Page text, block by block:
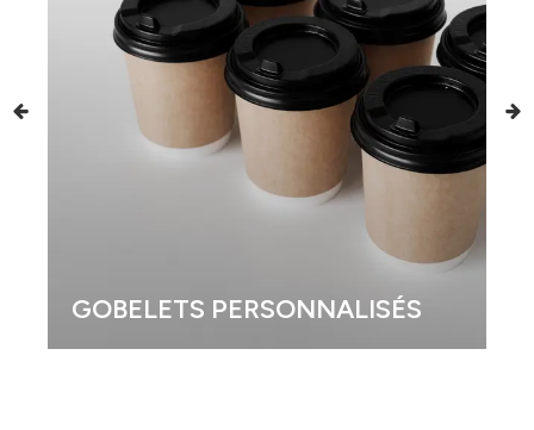
GOBELETS PERSONNALISÉS